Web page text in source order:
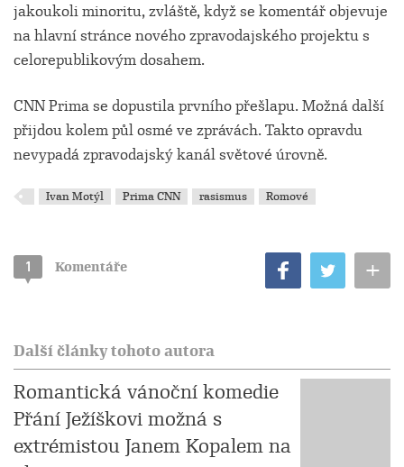
jakoukoli minoritu, zvláště, když se komentář objevuje
na hlavní stránce nového zpravodajského projektu s
celorepublikovým dosahem.
CNN Prima se dopustila prvního přešlapu. Možná další
přijdou kolem půl osmé ve zprávách. Takto opravdu
nevypadá zpravodajský kanál světové úrovně.
Ivan Motýl Prima CNN rasismus Romové
1 Komentáře +
Další články tohoto autora
Romantická vánoční komedie
Přání Ježíškovi možná s
extrémistou Janem Kopalem na